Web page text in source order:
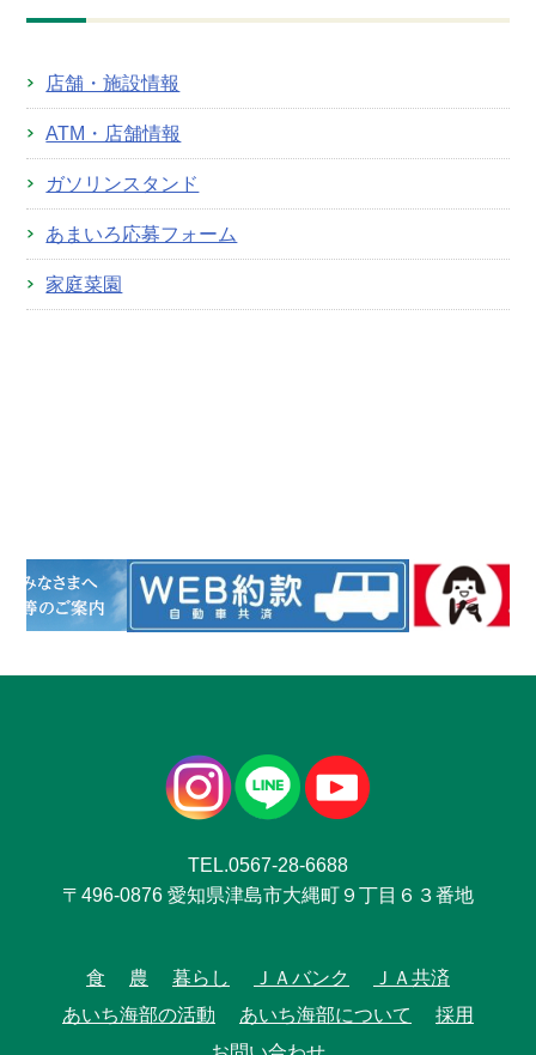
店舗・施設情報
ATM・店舗情報
ガソリンスタンド
あまいろ応募フォーム
家庭菜園
TEL.0567-28-6688
〒496-0876 愛知県津島市大縄町９丁目６３番地
食 農 暮らし ＪＡバンク
ＪＡ共済
あいち海部の活動
あいち海部について
採用